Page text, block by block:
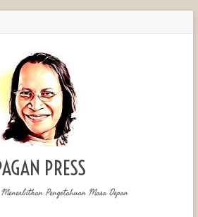
PRESS
Pengetahuan Masa Depan